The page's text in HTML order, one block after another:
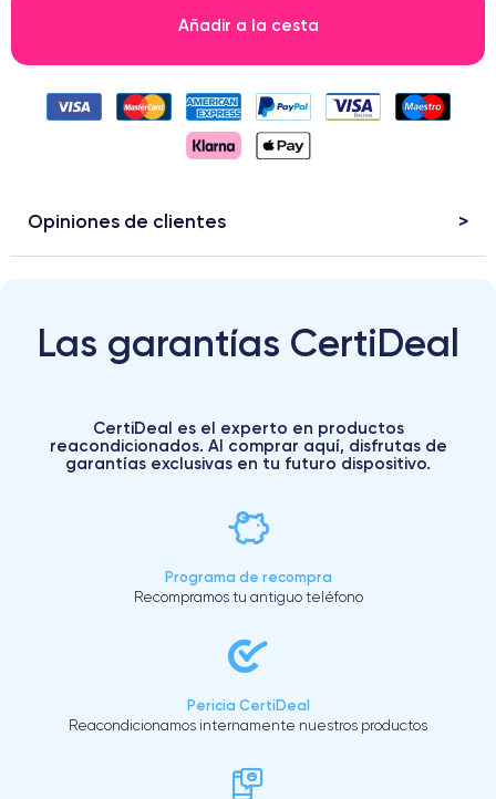
Añadir a la cesta
Opiniones de clientes
Las garantías CertiDeal
CertiDeal es el experto en productos
reacondicionados. Al comprar aquí, disfrutas de
garantías exclusivas en tu futuro dispositivo.
Programa de recompra
Recompramos tu antiguo teléfono
Pericia CertiDeal
Reacondicionamos internamente nuestros productos